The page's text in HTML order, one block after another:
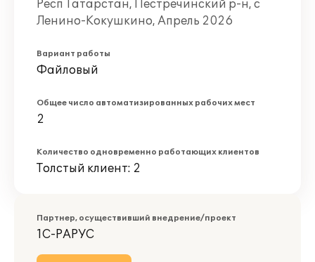
Респ Татарстан, Пестречинский р-н, с
Ленино-Кокушкино, Апрель 2026
Вариант работы
Файловый
Общее число автоматизированных рабочих мест
2
Количество одновременно работающих клиентов
Толстый клиент: 2
Партнер, осуществивший внедрение/проект
1С-РАРУС